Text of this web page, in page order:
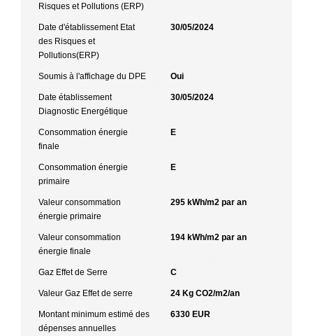
Risques et Pollutions (ERP)
Date d'établissement Etat
des Risques et
Pollutions(ERP)
30/05/2024
Soumis à l'affichage du DPE Oui
Date établissement
Diagnostic Energétique
30/05/2024
Consommation énergie
finale
E
Consommation énergie
primaire
E
Valeur consommation
énergie primaire
295 kWh/m2 par an
Valeur consommation
énergie finale
194 kWh/m2 par an
Gaz Effet de Serre C
Valeur Gaz Effet de serre 24 Kg CO2/m2/an
Montant minimum estimé des
dépenses annuelles
6330 EUR